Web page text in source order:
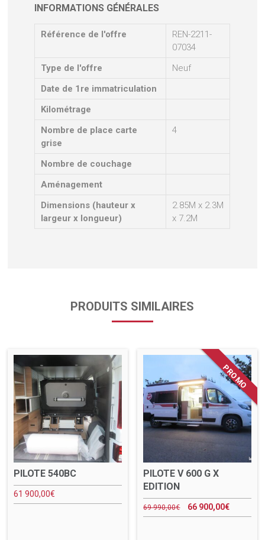
INFORMATIONS GÉNÉRALES
Référence de l'offre
REN-2211-
07034
Type de l'offre
Neuf
Date de 1re immatriculation
Kilométrage
Nombre de place carte
grise
4
Nombre de couchage
Aménagement
Dimensions (hauteur x
largeur x longueur)
2.85M x 2.3M
x 7.2M
PRODUITS SIMILAIRES
PILOTE 540BC
61 900,00€
PILOTE V 600 G X
EDITION
69 990,00€ 66 900,00€